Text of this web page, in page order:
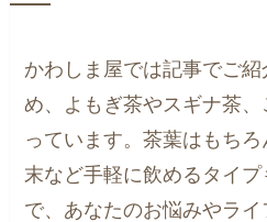
かわしま屋では記事でご
め、よもぎ茶やスギナ茶
っています。茶葉はもち
末など手軽に飲めるタイ
で、あなたのお悩みやラ